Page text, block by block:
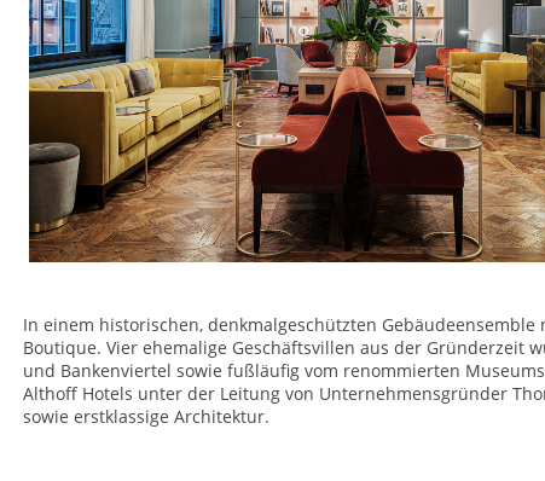
In einem historischen, denkmalgeschützten
Boutique. Vier ehemalige Geschäftsvillen aus der Gründerzeit
und Bankenviertel sowie fußläufig vom renommierten
Althoff Hotels unter der Leitung von Unternehmensgründer
sowie erstklassige Architektur.